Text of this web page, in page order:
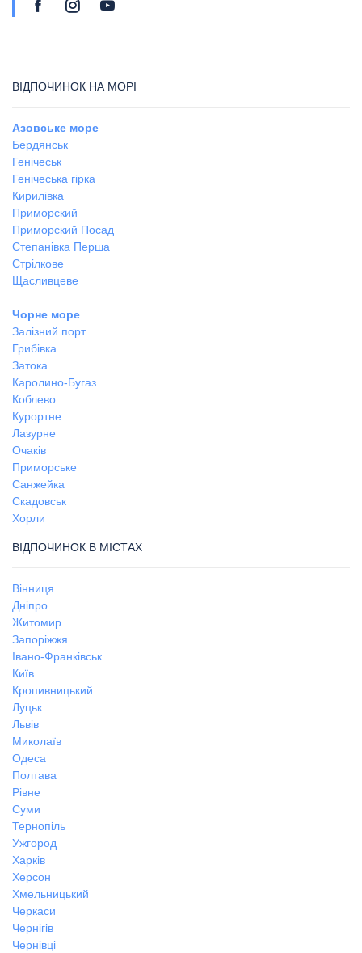
ВІДПОЧИНОК НА МОРІ
Азовське море
Бердянськ
Генічеськ
Генічеська гірка
Кирилівка
Приморский
Приморский Посад
Степанівка Перша
Стрілкове
Щасливцеве
Чорне море
Залізний порт
Грибівка
Затока
Каролино-Бугаз
Коблево
Курортне
Лазурне
Очаків
Приморське
Санжейка
Скадовськ
Хорли
ВІДПОЧИНОК В МІСТАХ
Вінниця
Дніпро
Житомир
Запоріжжя
Івано-Франківськ
Київ
Кропивницький
Луцьк
Львів
Миколаїв
Одеса
Полтава
Рівне
Суми
Тернопіль
Ужгород
Харків
Херсон
Хмельницький
Черкаси
Чернігів
Чернівці